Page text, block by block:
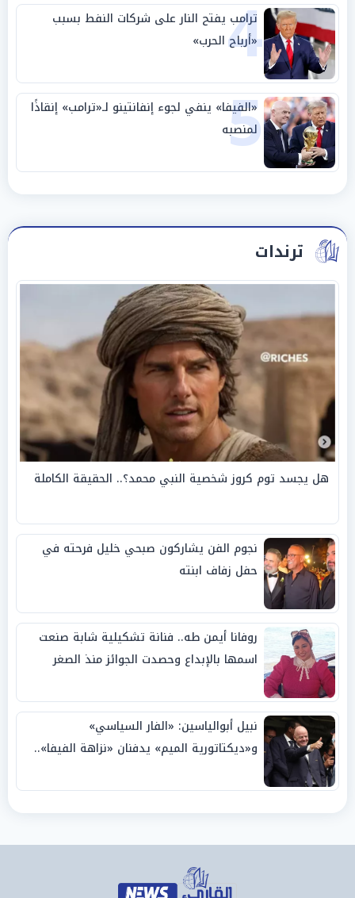
4
ترامب يفتح النار على شركات النفط بسبب
«أرباح الحرب»
5
«الفيفا» ينفي لجوء إنفانتينو لـ«ترامب» إنقاذًا
لمنصبه
ترندات
هل يجسد توم كروز شخصية النبي محمد؟.. الحقيقة الكاملة
نجوم الفن يشاركون صبحي خليل فرحته في
حفل زفاف ابنته
روفانا أيمن طه.. فنانة تشكيلية شابة صنعت
اسمها بالإبداع وحصدت الجوائز منذ الصغر
نبيل أبوالياسين: «الفار السياسي»
و«ديكتاتورية الميم» يدفنان «نزاهة الفيفا»..